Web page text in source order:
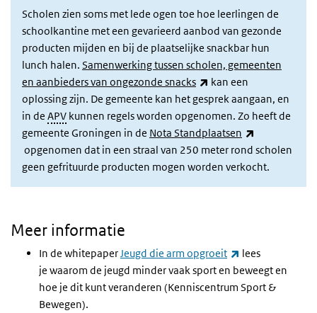
Scholen zien soms met lede ogen toe hoe leerlingen de
schoolkantine met een gevarieerd aanbod van gezonde
producten mijden en bij de plaatselijke snackbar hun
lunch halen. Samenwerking tussen scholen, gemeenten
en aanbieders van ongezonde snacks
(externe link)
kan een
oplossing zijn. De gemeente kan het gesprek aangaan, en
in de APV kunnen regels worden opgenomen. Zo heeft de
gemeente Groningen in de Nota Standplaatsen
(externe link)
opgenomen dat in een straal van 250 meter rond scholen
geen gefrituurde producten mogen worden verkocht.
Meer informatie
In de whitepaperJeugd die arm opgroeit (externe link)
lees
je waarom de jeugd minder vaak sport en beweegt en
hoe je dit kunt veranderen (Kenniscentrum Sport &
Bewegen).